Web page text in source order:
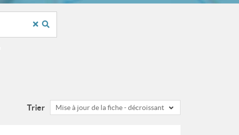
Trier Mise à jour de la fiche - décroissant